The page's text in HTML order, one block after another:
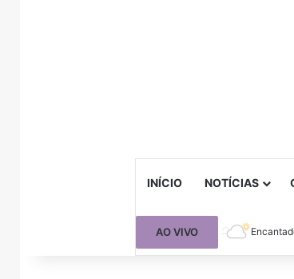
INÍCIO NOTÍCIAS
AO VIVO